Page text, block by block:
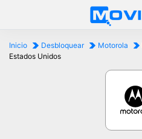
Inicio Desbloquear Motorola
Estados Unidos